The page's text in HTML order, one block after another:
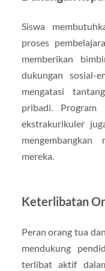
Siswa
proses
memberikan
dukungan sosial-
mengatasi
pribadi. Program
ekstrakurikuler
mereka.
Keterlibatan
Peran orang tua
mendukung
terlibat aktif